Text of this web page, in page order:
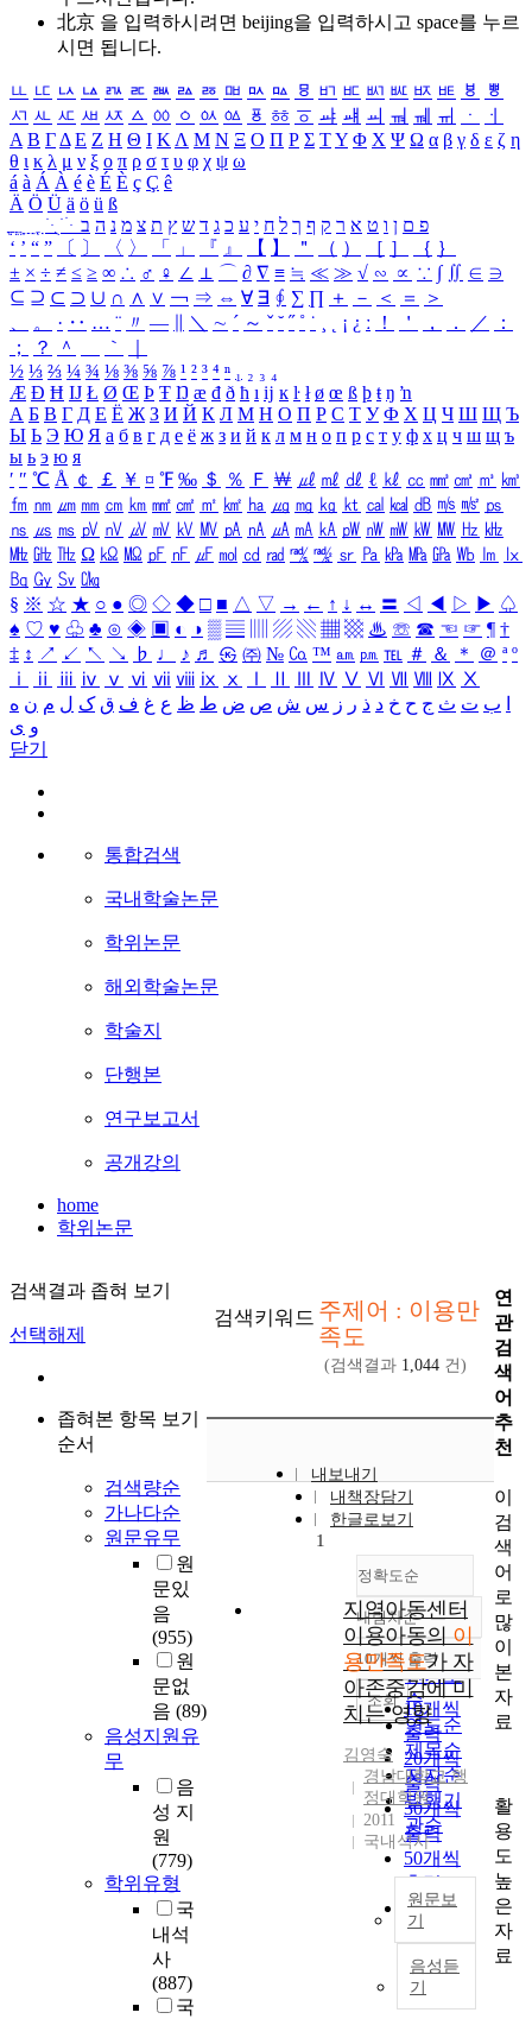
北京 을 입력하시려면 beijing을 입력하시고 space를 누르
시면 됩니다.
ㅥ ㅦ ㅧ ㅨ ㅩ ㅪ ㅫ ㅬ ㅭ ㅮ ㅯ ㅰ ㅱ ㅲ ㅳ ㅴ ㅵ ㅶ ㅷ ㅸ
ㅹ
ㅺ ㅻ ㅼ ㅽ ㅾ ㅿ ㆀ ㆁ ㆂ ㆃ ㆄ ㆅ ㆆ ㆇ ㆈ ㆉ ㆊ ㆋ ㆌ ㆍ
ㆎ
Α Β ΓΔ Ε Ζ Η Θ Ι ΚΛ Μ Ν Ξ Ο Π Ρ Σ ΤΥ Φ Χ Ψ Ω α β γ δ ε ζ η
θ ι κ λ μ ν ξ ο π ρ σ τ υ φ χ ψ ω
á à Á À é è É È ç Ç ê
Ä Ö Ü ä ö ü ß
ִֶֹ ֻּ ׁׂ פ ם ן ו ט א ר ק ף ך ל ח י ע כ ג ד ש ץ ת צ מ נ ה ב
‘ ’ “ ” 〔 〕 〈 〉 「 」 『 』 【 】 ＂ （ ） ［ ］ ｛ ｝
± × ÷ ≠ ≤ ≥ ∞ ∴ ♂ ♀ ∠ ⊥ ⌒ ∂ ∇ ≡ ≒ ≪ ≫ √ ∽ ∝ ∵ ∫ ∬ ∈ ∋
⊆ ⊇ ⊂ ⊃ ∪ ∩ ∧ ∨ ￢ ⇒ ⇔ ∀ ∃ ∮ ∑ ∏ ＋ － ＜ ＝
＞
、
。 · ‥ … ¨ 〃 ― ＼ ∼ ´ ～ ˇ ˘ ˝ ˚ ˙ ¸ ¡ ¿ ː ！ ＇ ， ． ／
：
；
？ ＾ ｀
½ ⅓ ⅔ ¼ ¾ ⅛ ⅜ ⅝ ⅞ ¹ ² ³ ⁴ ⁿ ₁ ₂ ₃ ₄
Æ Ð Ħ Ĳ Ł Ø Œ Þ Ŧ Ŋ æ đ ð ħ ı ĳ ĸ ŀ ł ø œ ß þ ŧ ŋ ŉ
А Б В Г Д Е Ё Ж З И Й К Л М Н О П Р С Т У Ф Х Ц Ч Ш Щ Ъ
Ы Ь Э Ю Я а б в г д е ё ж з и й к л м н о п р с т у ф х ц ч ш щ ъ
ы ь э ю я
′ ″ ℃ Å ￠ ￡ ￥ ¤ ℉ ‰ ＄ ％ Ｆ ￦ ㎕ ㎖ ㎗ ℓ ㎘ ㏄ ㎣ ㎤ ㎥ ㎦
㎙ ㎚ ㎛ ㎜ ㎝ ㎞ ㎟ ㎠ ㎡ ㎢ ㏊ ㎍ ㎎ ㎏ ㏏ ㎈ ㎉ ㏈ ㎧ ㎨ ㎰
㎱ ㎲ ㎳ ㎴ ㎵ ㎶ ㎷ ㎸ ㎹ ㎀ ㎁ ㎂ ㎃ ㎄ ㎺ ㎻ ㎽ ㎾ ㎿ ㎐ ㎑
㎒ ㎓ ㎔ Ω ㏀ ㏁ ㎊ ㎋ ㎌ ㏖ ㏅ ㎭ ㎮ ㎯ ㏛ ㎩ ㎪ ㎫ ㎬ ㏝ ㏐
㏓
㏃ ㏉ ㏜ ㏆
§ ※ ☆ ★ ○ ● ◎ ◇ ◆ □ ■ △ ▽ → ← ↑ ↓ ↔ 〓 ◁ ◀ ▷ ▶ ♤
♠ ♡ ♥ ♧ ♣ ⊙ ◈ ▣ ◐ ◑ ▒ ▤ ▨ ▧ ▦ ▩ ♨ ☏ ☎ ☜ ☞ ¶ †
‡ ↕ ↗ ↙ ↖ ↘ ♭ ♩ ♪ ♬ ㉿ ㈜ № ㏇ ™ ㏂ ㏘ ℡ ＃ ＆ ＊ ＠ ª º
ⅰ
ⅱ ⅲ ⅳ ⅴ ⅵ ⅶ ⅷ ⅸ ⅹ Ⅳ Ⅴ Ⅵ Ⅶ Ⅷ Ⅸ Ⅹ
ب ت ث ج ح خ د ذ ر ز س ش ص ض ط ظ ع غ ف ق ک ل م ن ه
و ی
닫기
통합검색
국내학술논문
학위논문
해외학술논문
학술지
단행본
연구보고서
공개강의
home
학위논문
검색결과 좁혀 보기
선택해제
좁혀본 항목 보기
순서
검색량순
가나다순
원문유무
원
문있
음
(955)
원
문없
음 (89)
음성지원유
무
음
성 지
원
(779)
학위유형
국
내석
사
(887)
국
검색키워드 주제어 : 이용만
족도
(검색결과 1,044 건)
내보내기
내책장담기
한글로보기
정확도순
정확도
순
인기도
순
연도순
제목순
저자순
발행기
관순
내림차순
내림차순
10개씩 출력
10개씩
출력
20개씩
출력
30개씩
출력
50개씩
출력
100개씩
출력
조회
1
지역아동센터
이용아동의 이
용만족도가 자
아존중감에 미
치는 영향
김영숙
경남대학교 행
정대학원
2011
국내석사
원문보
기
음성듣
기
연
관
검
색
어
추
천
이
검
색
어
로
많
이
본
자
료
활
용
도
높
은
자
료